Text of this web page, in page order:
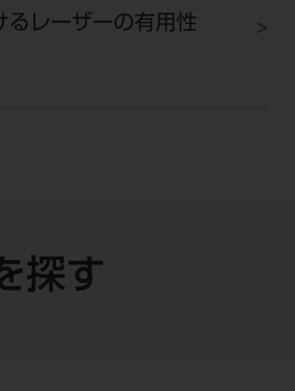
るレーザーの有用性
探す